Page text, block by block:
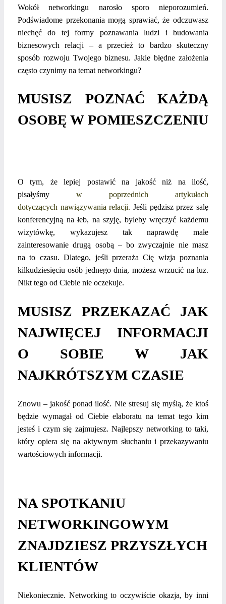
Wokół networkingu narosło sporo nieporozumień.
Podświadome przekonania mogą sprawiać, że odczuwasz
niechęć do tej formy poznawania ludzi i budowania
biznesowych relacji – a przecież to bardzo skuteczny
sposób rozwoju Twojego biznesu. Jakie błędne założenia
często czynimy na temat networkingu?
MUSISZ POZNAĆ KAŻDĄ
OSOBĘ W POMIESZCZENIU
O tym, że lepiej postawić na jakość niż na ilość,
pisałyśmy w poprzednich artykułach
dotyczących nawiązywania relacji. Jeśli pędzisz przez salę
konferencyjną na łeb, na szyję, byleby wręczyć każdemu
wizytówkę, wykazujesz tak naprawdę małe
zainteresowanie drugą osobą – bo zwyczajnie nie masz
na to czasu. Dlatego, jeśli przeraża Cię wizja poznania
kilkudziesięciu osób jednego dnia, możesz wrzucić na luz.
Nikt tego od Ciebie nie oczekuje.
MUSISZ PRZEKAZAĆ JAK
NAJWIĘCEJ INFORMACJI
O SOBIE W JAK
NAJKRÓTSZYM CZASIE
Znowu – jakość ponad ilość. Nie stresuj się myślą, że ktoś
będzie wymagał od Ciebie elaboratu na temat tego kim
jesteś i czym się zajmujesz. Najlepszy networking to taki,
który opiera się na aktywnym słuchaniu i przekazywaniu
wartościowych informacji.
NA SPOTKANIU
NETWORKINGOWYM
ZNAJDZIESZ PRZYSZŁYCH
KLIENTÓW
Niekoniecznie. Networking to oczywiście okazja, by inni